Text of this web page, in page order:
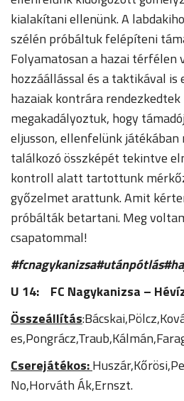
kialakítani ellenünk. A
szélén próbáltuk felépíteni
Folyamatosan a hazai térfélen
hozzáállással és a taktikával
hazaiak kontrára rendezkedtek
megakadályoztuk, hogy
eljusson, ellenfelünk
találkozó összképét tekintve
kontroll alatt tartottunk
győzelmet arattunk. Amit
próbálták betartani. Meg
csapatommal!
U 14: FC Nagykanizsa –
Összeállítás
Cserejátékos:
No,Horváth Ák,Ernszt.